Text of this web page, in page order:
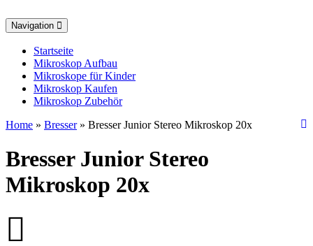
Toggle
navigation
Navigation
Startseite
Mikroskop Aufbau
Mikroskope für Kinder
Mikroskop Kaufen
Mikroskop Zubehör
Home » Bresser» Bresser Junior Stereo Mikroskop 20x
Bresser Junior Stereo
Mikroskop 20x